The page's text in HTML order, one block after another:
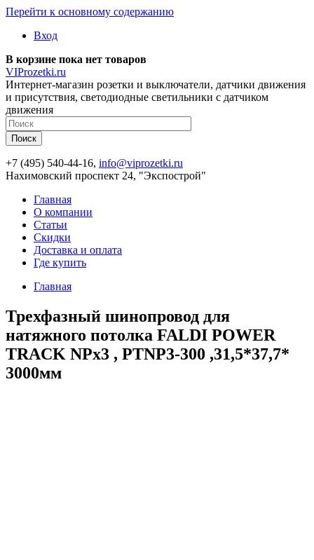
Перейти к основному содержанию
Вход
В корзине пока нет товаров
VIProzetki.ru
Интернет-магазин розетки и выключатели, датчики движения
и присутствия, светодиодные светильники с датчиком
движения
+7 (495) 540-44-16, info@viprozetki.ru
Нахимовский проспект 24, "Экспострой"
Главная
О компании
Статьи
Скидки
Доставка и оплата
Где купить
Главная
Трехфазный шинопровод для
натяжного потолка FALDI POWER
TRACK NPx3 , PTNP3-300 ,31,5*37,7*
3000мм